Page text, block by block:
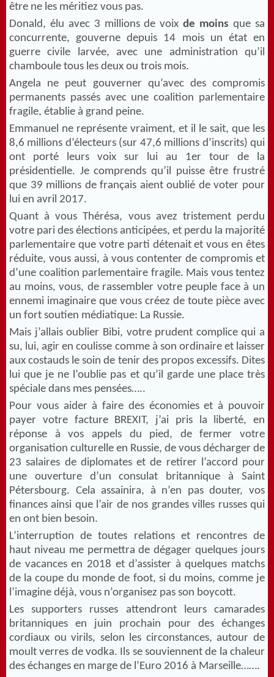
être ne les méritiez vous pas.
Donald, élu avec 3 millions de voixde moins que sa
concurrente, gouverne depuis 14 mois un état en
guerre civile larvée, avec une administration qu’il
chamboule tous les deux ou trois mois.
Angela ne peut gouverner qu’avec des compromis
permanents passés avec une coalition parlementaire
fragile, établie à grand peine.
Emmanuel ne représente vraiment, et il le sait, que les
8,6 millions d’électeurs (sur 47,6 millions d’inscrits) qui
ont porté leurs voix sur lui au 1er tour de la
présidentielle. Je comprends qu’il puisse être frustré
que 39 millions de français aient oublié de voter pour
lui en avril 2017.
Quant à vous Thérésa, vous avez tristement perdu
votre pari des élections anticipées, et perdu la majorité
parlementaire que votre parti détenait et vous en êtes
réduite, vous aussi, à vous contenter de compromis et
d’une coalition parlementaire fragile. Mais vous tentez
au moins, vous, de rassembler votre peuple face à un
ennemi imaginaire que vous créez de toute pièce avec
un fort soutien médiatique: La Russie.
Mais j’allais oublier Bibi, votre prudent complice qui a
su, lui, agir en coulisse comme à son ordinaire et laisser
aux costauds le soin de tenir des propos excessifs. Dites
lui que je ne l’oublie pas et qu’il garde une place très
spéciale dans mes pensées…..
Pour vous aider à faire des économies et à pouvoir
payer votre facture BREXIT, j’ai pris la liberté, en
réponse à vos appels du pied, de fermer votre
organisation culturelle en Russie, de vous décharger de
23 salaires de diplomates et de retirer l’accord pour
une ouverture d’un consulat britannique à Saint
Pétersbourg. Cela assainira, à n’en pas douter, vos
finances ainsi que l’air de nos grandes villes russes qui
en ont bien besoin.
L’interruption de toutes relations et rencontres de
haut niveau me permettra de dégager quelques jours
de vacances en 2018 et d’assister à quelques matchs
de la coupe du monde de foot, si du moins, comme je
l’imagine déjà, vous n’organisez pas son boycott.
Les supporters russes attendront leurs camarades
britanniques en juin prochain pour des échanges
cordiaux ou virils, selon les circonstances, autour de
moult verres de vodka. Ils se souviennent de la chaleur
des échanges en marge de l’Euro 2016 à Marseille…….